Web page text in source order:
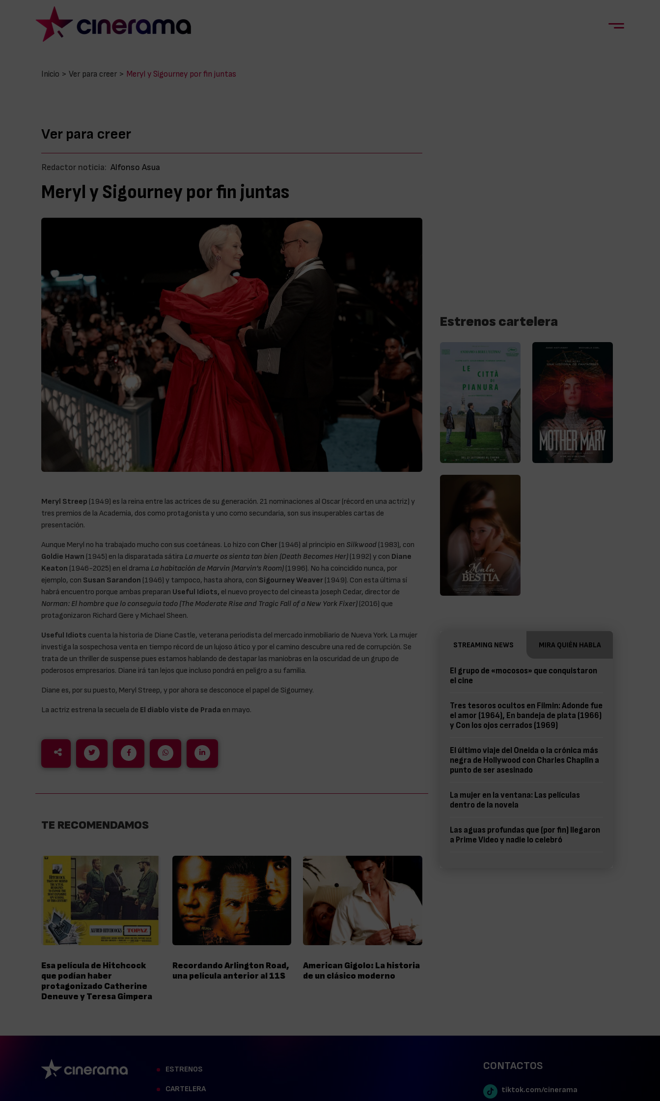
Inicio > Ver para creer > Meryl y Sigourney por fin juntas
Ver para creer
Redactor noticia: Alfonso Asua
Meryl y Sigourney por fin juntas
Meryl Streep (1949) es la reina entre las actrices de su generación. 21 nominaciones al Oscar (récord en una actriz) y
tres premios de la Academia, dos como protagonista y uno como secundaria, son sus insuperables cartas de
presentación.
Aunque Meryl no ha trabajado mucho con sus coetáneas. Lo hizo con Cher (1946) al principio en Silkwood (1983), con
Goldie Hawn (1945) en la disparatada sátira La muerte os sienta tan bien (Death Becomes Her) (1992) y con Diane
Keaton (1946-2025) en el drama La habitación de Marvin (Marvin’s Room) (1996). No ha coincidido nunca, por
ejemplo, con Susan Sarandon (1946) y tampoco, hasta ahora, con Sigourney Weaver (1949). Con esta última sí
habrá encuentro porque ambas preparan Useful Idiots, el nuevo proyecto del cineasta Joseph Cedar, director de
Norman: El hombre que lo conseguía todo (The Moderate Rise and Tragic Fall of a New York Fixer) (2016) que
protagonizaron Richard Gere y Michael Sheen.
Useful Idiots cuenta la historia de Diane Castle, veterana periodista del mercado inmobiliario de Nueva York. La mujer
investiga la sospechosa venta en tiempo récord de un lujoso ático y por el camino descubre una red de corrupción. Se
trata de un thriller de suspense pues estamos hablando de destapar las maniobras en la oscuridad de un grupo de
poderosos empresarios. Diane irá tan lejos que incluso pondrá en peligro a su familia.
Diane es, por su puesto, Meryl Streep, y por ahora se desconoce el papel de Sigourney.
La actriz estrena la secuela de El diablo viste de Prada en mayo.
TE RECOMENDAMOS
Esa película de Hitchcock
que podían haber
protagonizado Catherine
Deneuve y Teresa Gimpera
Recordando Arlington Road,
una película anterior al 11S
American Gigolo: La historia
de un clásico moderno
Estrenos cartelera
STREAMING NEWS MIRA QUIÉN HABLA
El grupo de «mocosos» que conquistaron
el cine
Tres tesoros ocultos en Filmin: Adonde fue
el amor (1964), En bandeja de plata (1966)
y Con los ojos cerrados (1969)
El último viaje del Oneida o la crónica más
negra de Hollywood con Charles Chaplin a
punto de ser asesinado
La mujer en la ventana: Las películas
dentro de la novela
Las aguas profundas que (por fin) llegaron
a Prime Video y nadie lo celebró
ESTRENOS
CARTELERA
CONTACTOS
tiktok.com/cinerama